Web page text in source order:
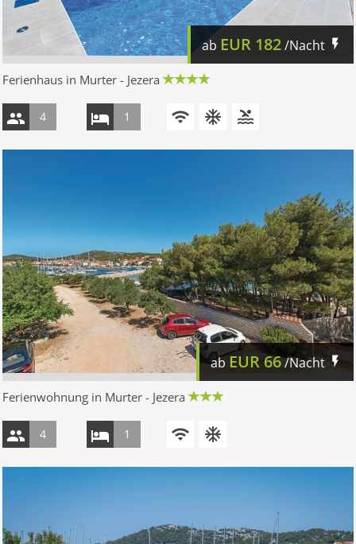
ab EUR 182/Nacht
Ferienhaus in Murter - Jezera
4 1
ab EUR 66/Nacht
Ferienwohnung in Murter - Jezera
4 1